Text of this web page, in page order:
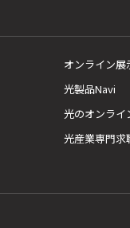
オンライン展
光製品Navi
光のオンライ
光産業専門求